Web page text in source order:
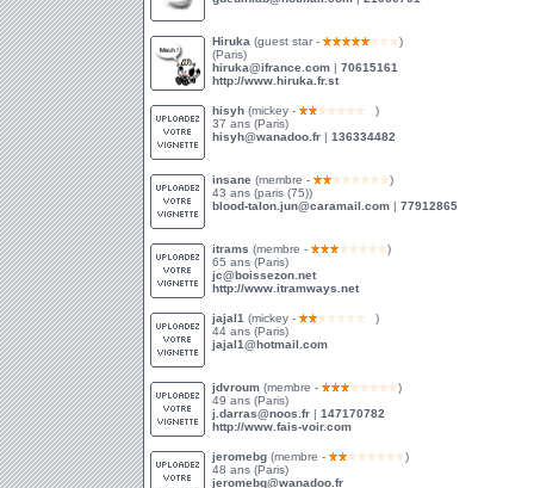
Hiruka (guest star -
)
(Paris)
hiruka@ifrance.com | 70615161
http://www.hiruka.fr.st
hisyh (mickey -
)
37 ans (Paris)
hisyh@wanadoo.fr | 136334482
insane (membre -
)
43 ans (paris (75))
blood-talon.jun@caramail.com | 77912865
itrams (membre -
)
65 ans (Paris)
jc@boissezon.net
http://www.itramways.net
jajal1 (mickey -
)
44 ans (Paris)
jajal1@hotmail.com
jdvroum (membre -
)
49 ans (Paris)
j.darras@noos.fr | 147170782
http://www.fais-voir.com
jeromebg (membre -
)
48 ans (Paris)
jeromebg@wanadoo.fr